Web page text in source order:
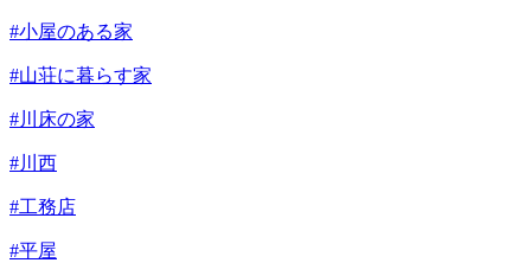
#小屋のある家
#山荘に暮らす家
#川床の家
#川西
#工務店
#平屋